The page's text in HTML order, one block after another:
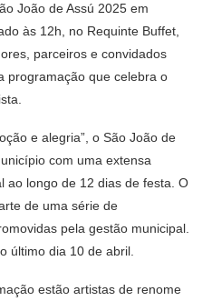
João de Assú 2025 em
às 12h, no Requinte Buffet,
parceiros e convidados
programação que celebra o
e alegria”, o São João de
com uma extensa
ao longo de 12 dias de festa. O
de uma série de
pela gestão municipal.
último dia 10 de abril.
estão artistas de renome